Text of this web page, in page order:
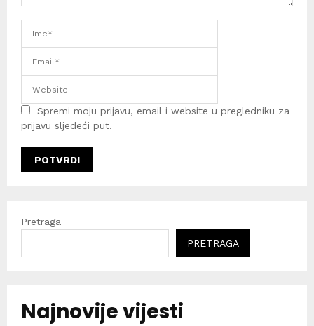
Spremi moju prijavu, email i website u pregledniku za
prijavu sljedeći put.
Pretraga
PRETRAGA
Najnovije vijesti